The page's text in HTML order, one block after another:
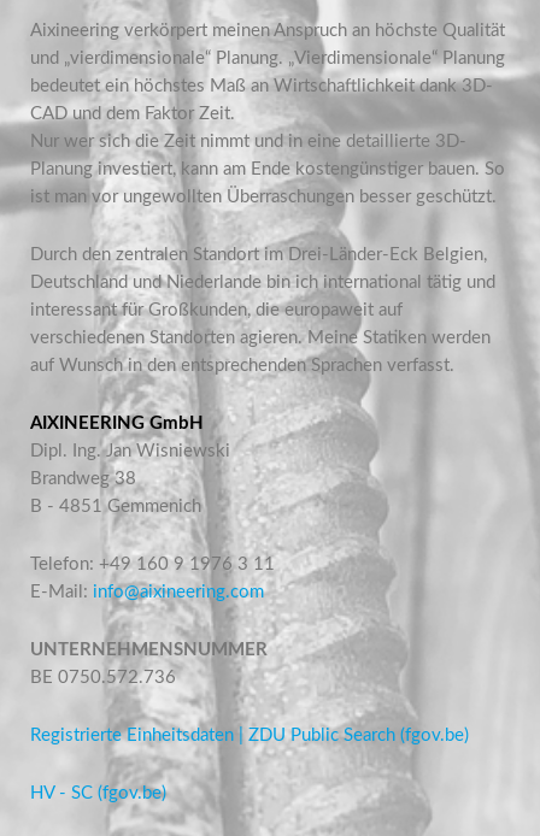
Aixineering verkörpert meinen Anspruch an höchste Qualität
und „vierdimensionale“ Planung. „Vierdimensionale“ Planung
bedeutet ein höchstes Maß an Wirtschaftlichkeit dank 3D-
CAD und dem Faktor Zeit.
Nur wer sich die Zeit nimmt und in eine detaillierte 3D-
Planung investiert, kann am Ende kostengünstiger bauen. So
ist man vor ungewollten Überraschungen besser geschützt.
Durch den zentralen Standort im Drei-Länder-Eck Belgien,
Deutschland und Niederlande bin ich international tätig und
interessant für Großkunden, die europaweit auf
verschiedenen Standorten agieren. Meine Statiken werden
auf Wunsch in den entsprechenden Sprachen verfasst.
AIXINEERING GmbH
Dipl. Ing. Jan Wisniewski
Brandweg 38
B - 4851 Gemmenich
Telefon: +49 160 9 1976 3 11
E-Mail: info@aixineering.com
UNTERNEHMENSNUMMER
BE 0750.572.736
Registrierte Einheitsdaten | ZDU Public Search (fgov.be)
HV - SC (fgov.be)